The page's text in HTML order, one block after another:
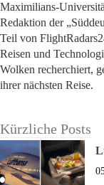
Maximilians-
Redaktion der
Teil von
Reisen und
Wolken recherchiert,
ihrer nächsten Reise.
Kürzliche Posts